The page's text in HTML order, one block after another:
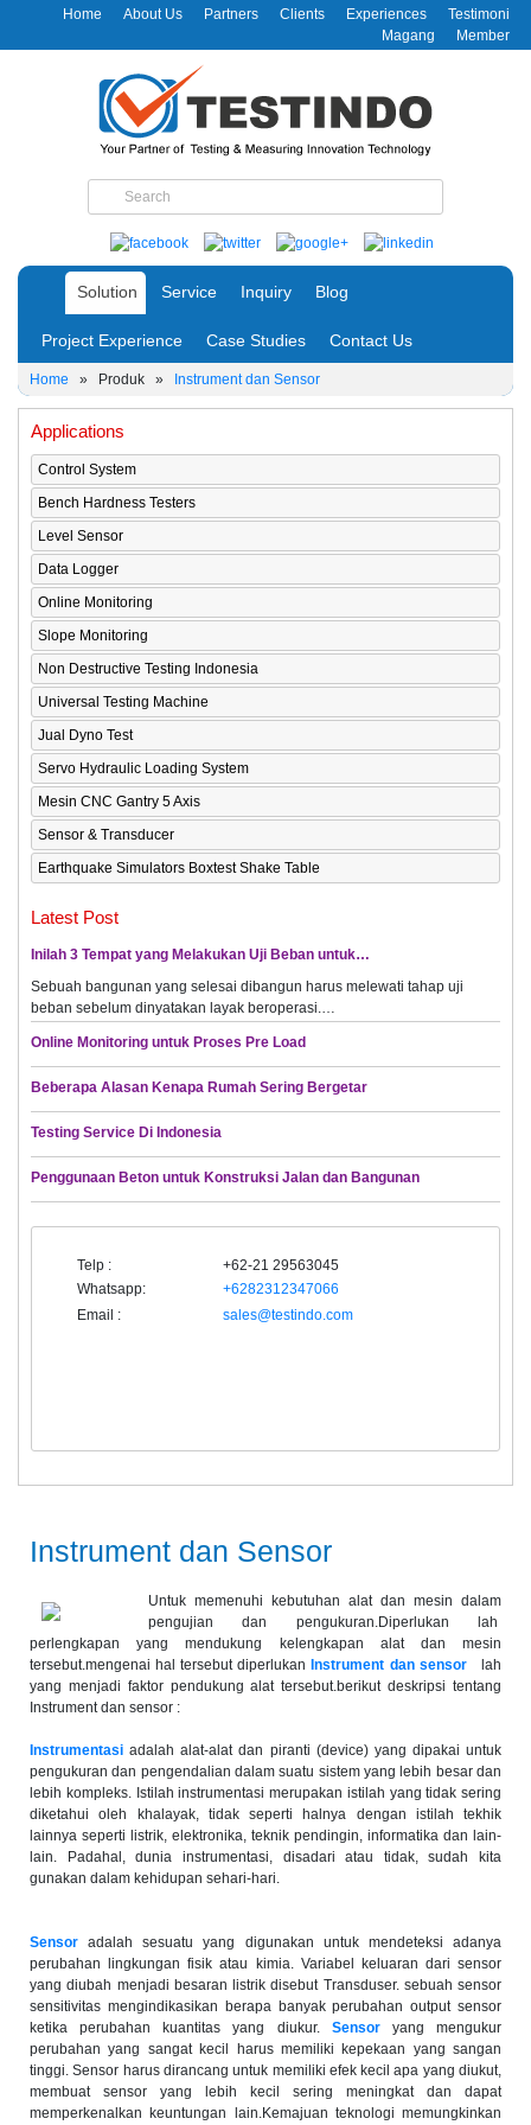
Home About Us Partners Clients Experiences
Testimoni
Magang
Member
Solution Service Inquiry Blog
Project Experience Case Studies Contact Us
Home » Produk » Instrument dan Sensor
Applications
Control System
Bench Hardness Testers
Level Sensor
Data Logger
Online Monitoring
Slope Monitoring
Non Destructive Testing Indonesia
Universal Testing Machine
Jual Dyno Test
Servo Hydraulic Loading System
Mesin CNC Gantry 5 Axis
Sensor & Transducer
Earthquake Simulators Boxtest Shake Table
Latest Post
Inilah 3 Tempat yang Melakukan Uji Beban untuk…
Sebuah bangunan yang selesai dibangun harus melewati tahap uji
beban sebelum dinyatakan layak beroperasi.…
Online Monitoring untuk Proses Pre Load
Beberapa Alasan Kenapa Rumah Sering Bergetar
Testing Service Di Indonesia
Penggunaan Beton untuk Konstruksi Jalan dan Bangunan
Telp :
+62-21 29563045
Whatsapp:
+6282312347066
Email :
sales@testindo.com
Instrument dan Sensor
Untuk memenuhi kebutuhan alat dan mesin dalam
pengujian dan pengukuran.Diperlukan lah
perlengkapan yang mendukung kelengkapan alat dan mesin
tersebut.mengenai hal tersebut diperlukanInstrument dan sensor
lah
yang menjadi faktor pendukung alat tersebut.berikut deskripsi tentang
Instrument dan sensor :
Instrumentasi adalah alat-alat dan piranti (device) yang dipakai untuk
pengukuran dan pengendalian dalam suatu sistem yang lebih besar dan
lebih kompleks. Istilah instrumentasi merupakan istilah yang tidak sering
diketahui oleh khalayak, tidak seperti halnya dengan istilah tekhik
lainnya seperti listrik, elektronika, teknik pendingin, informatika dan lain-
lain. Padahal, dunia instrumentasi, disadari atau tidak, sudah kita
gunakan dalam kehidupan sehari-hari.
Sensor adalah sesuatu yang digunakan untuk mendeteksi adanya
perubahan lingkungan fisik atau kimia. Variabel keluaran dari sensor
yang diubah menjadi besaran listrik disebut Transduser. sebuah sensor
sensitivitas mengindikasikan berapa banyak perubahan output sensor
ketika perubahan kuantitas yang diukur.
Sensor
yang mengukur
perubahan yang sangat kecil harus memiliki kepekaan yang sangan
tinggi. Sensor harus dirancang untuk memiliki efek kecil apa yang diukut,
membuat sensor yang lebih kecil sering meningkat dan dapat
memperkenalkan keuntungan lain.Kemajuan teknologi memungkinkan